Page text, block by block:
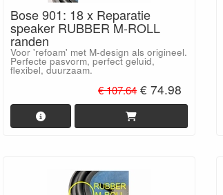
Bose 901: 18 x Reparatie
speaker RUBBER M-ROLL
randen
Voor 'refoam' met M-design als origineel.
Perfecte pasvorm, perfect geluid,
flexibel, duurzaam.
€ 107.64 € 74.98